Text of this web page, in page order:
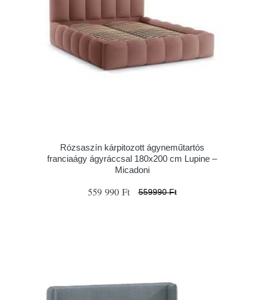
Rózsaszín kárpitozott ágyneműtartós
franciaágy ágyráccsal 180x200 cm Lupine –
Micadoni
559 990 Ft 559990 Ft